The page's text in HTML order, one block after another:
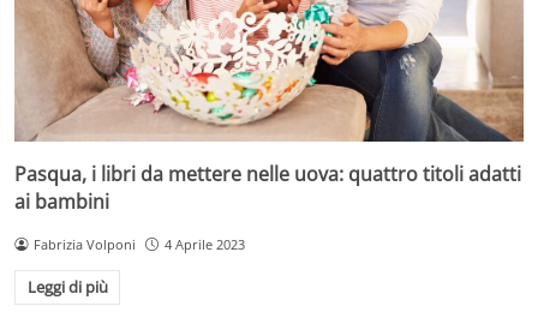
Pasqua, i libri da mettere nelle uova: quattro titoli adatti
ai bambini
Fabrizia Volponi 4 Aprile 2023
Leggi di più